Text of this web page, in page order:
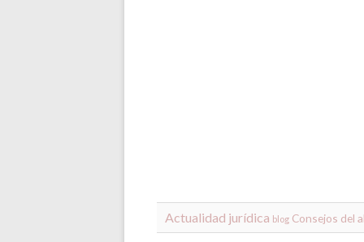
Actualidad jurídica blog Consejos del